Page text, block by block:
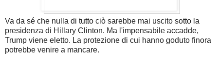
Va da sé che nulla di tutto ciò sarebbe mai uscito sotto la
presidenza di Hillary Clinton. Ma l'impensabile accadde,
Trump viene eletto. La protezione di cui hanno goduto finora
potrebbe venire a mancare.